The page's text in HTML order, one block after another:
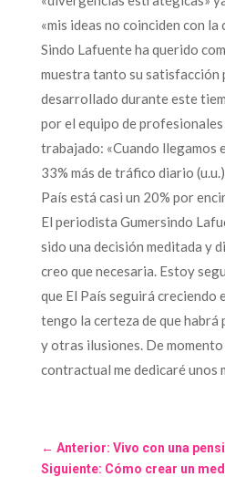
«mis ideas no coinciden con la
Sindo Lafuente ha querido
muestra tanto su satisfacción
desarrollado durante este
por el equipo de profesionales
trabajado: «Cuando llegamos
33% más de tráfico diario
País está casi un 20% por
El periodista Gumersindo
sido una decisión meditada y
creo que necesaria. Estoy
que El País seguirá creciendo
tengo la certeza de que
y otras ilusiones. De
contractual me dedicaré unos
← Anterior: Vivo con una
Siguiente: Cómo crear un